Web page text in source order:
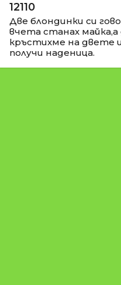
12110
Две блондинки си
вчета станах
кръстихме на двете
получи наденица.